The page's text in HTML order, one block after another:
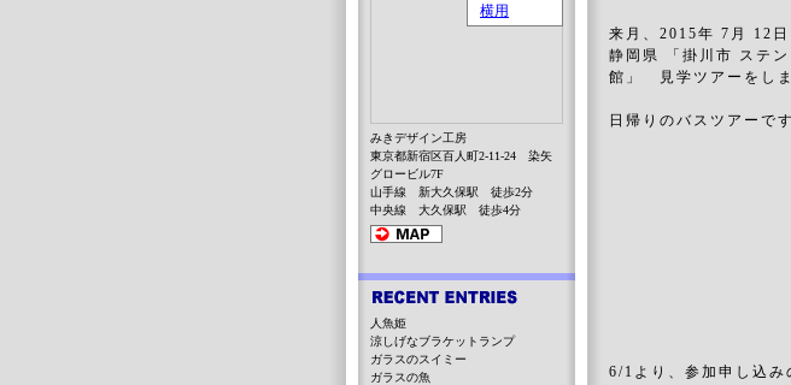
来月、2015年 7月 12日
静岡県 「掛川市 ステ
館」 見学ツアーをしま
日帰りのバスツアーです
6/1より、参加申し込み
みきデザイン工房
東京都新宿区百人町2-11-24 染矢
グロービル7F
山手線 新大久保駅 徒歩2分
中央線 大久保駅 徒歩4分
人魚姫
涼しげなブラケットランプ
ガラスのスイミー
ガラスの魚